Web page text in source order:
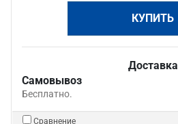
КУПИТЬ
Доставка
Самовывоз
Бесплатно.
Сравнение